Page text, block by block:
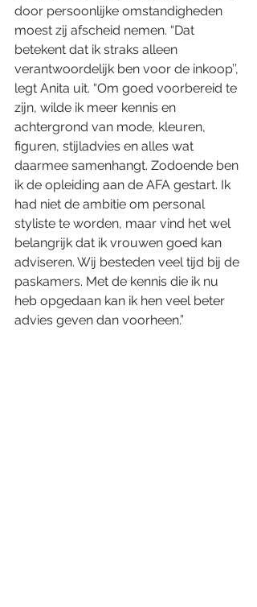
door persoonlijke omstandigheden
moest zij afscheid nemen. “Dat
betekent dat ik straks alleen
verantwoordelijk ben voor de inkoop’’,
legt Anita uit. “Om goed voorbereid te
zijn, wilde ik meer kennis en
achtergrond van mode, kleuren,
figuren, stijladvies en alles wat
daarmee samenhangt. Zodoende ben
ik de opleiding aan de AFA gestart. Ik
had niet de ambitie om personal
styliste te worden, maar vind het wel
belangrijk dat ik vrouwen goed kan
adviseren. Wij besteden veel tijd bij de
paskamers. Met de kennis die ik nu
heb opgedaan kan ik hen veel beter
advies geven dan voorheen.”